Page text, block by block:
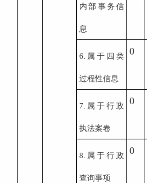
内部事务信
息
6. 属于四类
过程性信息
0
7. 属于行政
执法案卷
0
8. 属于行政
查询事项
0